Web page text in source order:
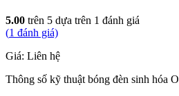
5.00 trên 5 dựa trên 1 đánh giá
(1 đánh giá)
Giá: Liên hệ
Thông số kỹ thuật bóng đèn sinh hóa